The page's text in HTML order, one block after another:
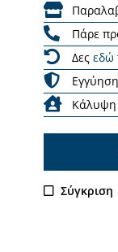
Πάρε
Δες εδώ
Κάλυψη
Σύγκριση